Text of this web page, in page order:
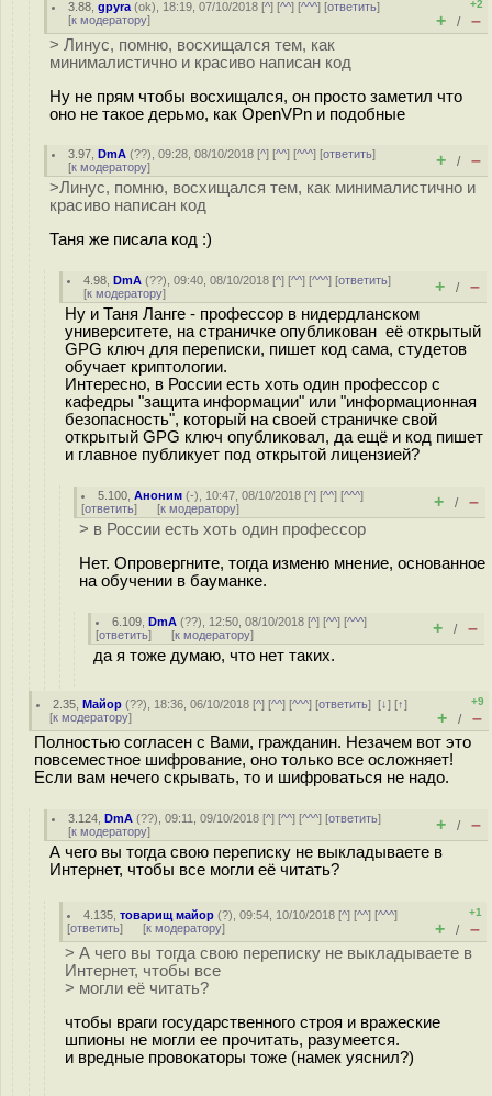
3.88 ,gpyra (ok), 18:19, 07/10/2018 [^] [^^] [^^^] [ответить]
[к модератору]
+2
+ / –
> Линус, помню, восхищался тем, как
минималистично и красиво написан код
Ну не прям чтобы восхищался, он просто заметил что
оно не такое дерьмо, как OpenVPn и подобные
3.97 ,DmA (??), 09:28, 08/10/2018 [^] [^^] [^^^] [ответить]
[к модератору] + / –
>Линус, помню, восхищался тем, как минималистично и
красиво написан код
Таня же писала код :)
4.98 ,DmA (??), 09:40, 08/10/2018 [^] [^^] [^^^] [ответить]
[к модератору] + / –
Ну и Таня Ланге - профессор в нидердланском
университете, на страничке опубликован её открытый
GPG ключ для переписки, пишет код сама, студетов
обучает криптологии.
Интересно, в России есть хоть один профессор с
кафедры "защита информации" или "информационная
безопасность", который на своей страничке свой
открытый GPG ключ опубликовал, да ещё и код пишет
и главное публикует под открытой лицензией?
5.100 ,Аноним (-), 10:47, 08/10/2018 [^] [^^] [^^^]
[ответить] [к модератору] + / –
> в России есть хоть один профессор
Нет. Опровергните, тогда изменю мнение, основанное
на обучении в бауманке.
6.109 ,DmA (??), 12:50, 08/10/2018 [^] [^^] [^^^]
[ответить] [к модератору] + / –
да я тоже думаю, что нет таких.
2.35 ,Майор (??), 18:36, 06/10/2018 [^] [^^] [^^^] [ответить][↓] [↑]
[к модератору]
+9
+ / –
Полностью согласен с Вами, гражданин. Незачем вот это
повсеместное шифрование, оно только все осложняет!
Если вам нечего скрывать, то и шифроваться не надо.
3.124 ,DmA (??), 09:11, 09/10/2018 [^] [^^] [^^^] [ответить]
[к модератору] + / –
А чего вы тогда свою переписку не выкладываете в
Интернет, чтобы все могли её читать?
4.135 ,товарищ майор (?), 09:54, 10/10/2018 [^] [^^] [^^^]
[ответить] [к модератору]
+1
+ / –
> А чего вы тогда свою переписку не выкладываете в
Интернет, чтобы все
> могли её читать?
чтобы враги государственного строя и вражеские
шпионы не могли ее прочитать, разумеется.
и вредные провокаторы тоже (намек уяснил?)